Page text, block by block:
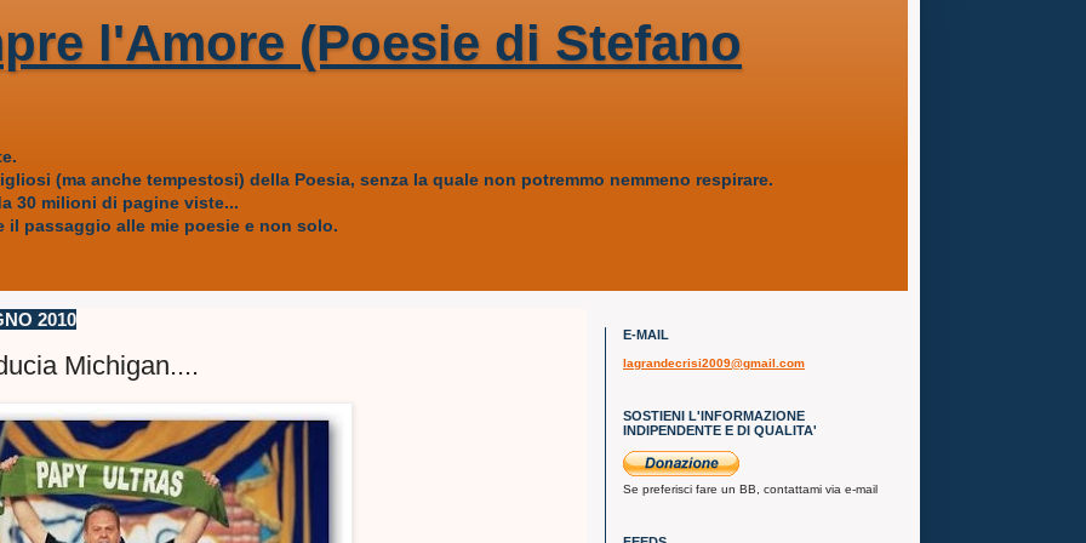
l'Amore (Poesie di Stefano
(ma anche tempestosi) della Poesia, senza la quale non potremmo nemmeno respirare.
30 milioni di pagine viste...
passaggio alle mie poesie e non solo.
2010
Michigan....
E-MAIL
lagrandecrisi2009@gmail.com
SOSTIENI L'INFORMAZIONE
INDIPENDENTE E DI QUALITA'
Se preferisci fare un BB, contattami via e-mail